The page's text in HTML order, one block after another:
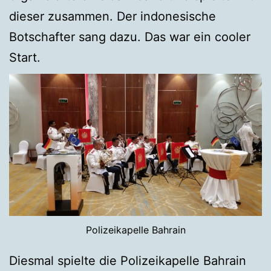
dieser zusammen. Der indonesische
Botschafter sang dazu. Das war ein cooler
Start.
Polizeikapelle Bahrain
Diesmal spielte die Polizeikapelle Bahrain